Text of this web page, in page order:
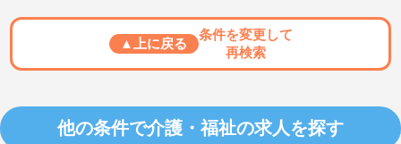
▲上に戻る
条件を変更して
再検索
他の条件で介護・福祉の求人を探す